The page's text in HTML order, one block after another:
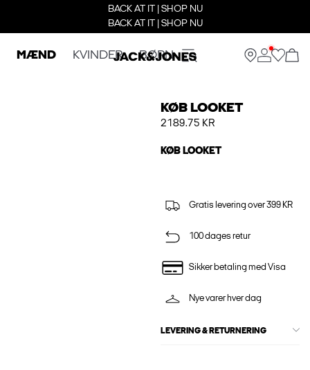
BACK AT IT | SHOP NU
BACK AT IT | SHOP NU
MÆND KVINDER BØRN
KØB LOOKET
2189.75 KR
KØB LOOKET
Gratis levering over 399 KR
100 dages retur
Sikker betaling med Visa
Nye varer hver dag
LEVERING & RETURNERING